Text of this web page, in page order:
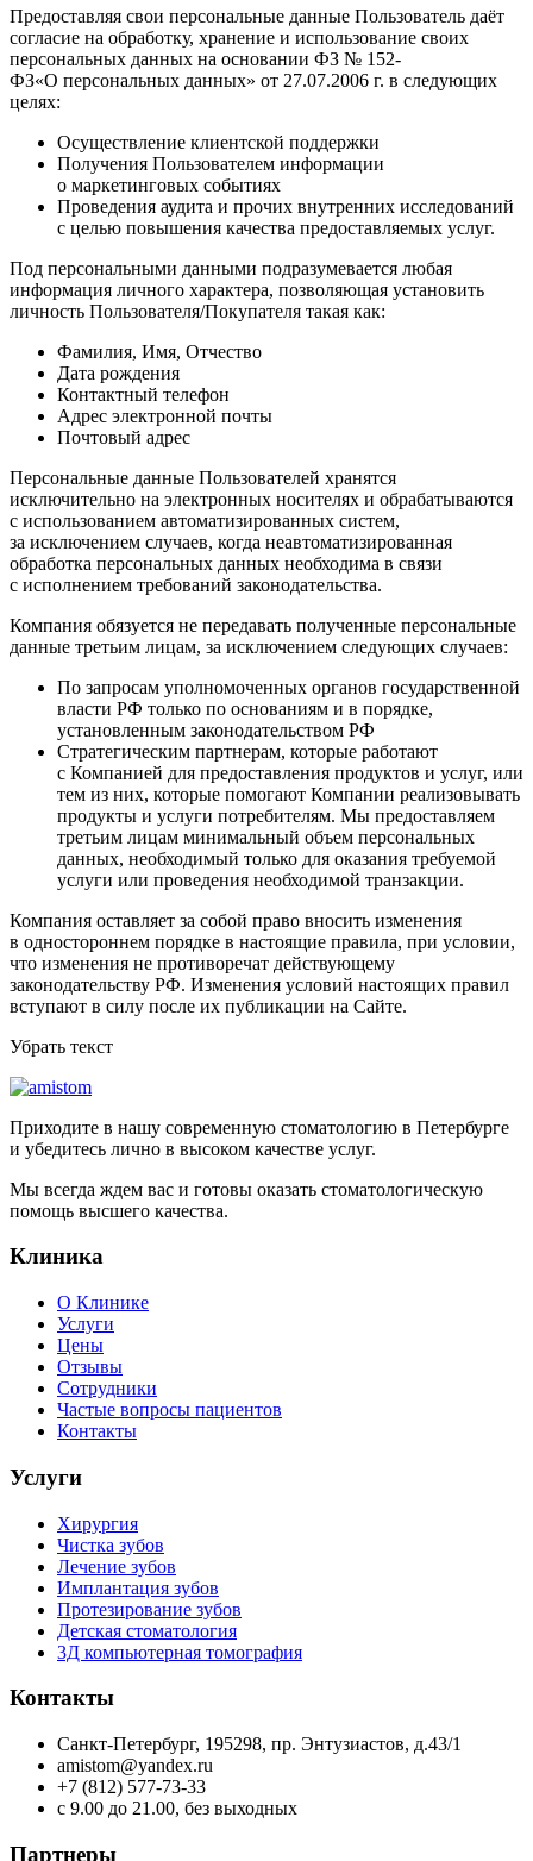
Предоставляя свои персональные данные Пользователь даёт
согласие на обработку, хранение и использование своих
персональных данных на основании ФЗ № 152-
ФЗ«О персональных данных» от 27.07.2006 г. в следующих
целях:
Осуществление клиентской поддержки
Получения Пользователем информации
о маркетинговых событиях
Проведения аудита и прочих внутренних исследований
с целью повышения качества предоставляемых услуг.
Под персональными данными подразумевается любая
информация личного характера, позволяющая установить
личность Пользователя/Покупателя такая как:
Фамилия, Имя, Отчество
Дата рождения
Контактный телефон
Адрес электронной почты
Почтовый адрес
Персональные данные Пользователей хранятся
исключительно на электронных носителях и обрабатываются
с использованием автоматизированных систем,
за исключением случаев, когда неавтоматизированная
обработка персональных данных необходима в связи
с исполнением требований законодательства.
Компания обязуется не передавать полученные персональные
данные третьим лицам, за исключением следующих случаев:
По запросам уполномоченных органов государственной
власти РФ только по основаниям и в порядке,
установленным законодательством РФ
Стратегическим партнерам, которые работают
с Компанией для предоставления продуктов и услуг, или
тем из них, которые помогают Компании реализовывать
продукты и услуги потребителям. Мы предоставляем
третьим лицам минимальный объем персональных
данных, необходимый только для оказания требуемой
услуги или проведения необходимой транзакции.
Компания оставляет за собой право вносить изменения
в одностороннем порядке в настоящие правила, при условии,
что изменения не противоречат действующему
законодательству РФ. Изменения условий настоящих правил
вступают в силу после их публикации на Сайте.
Убрать текст
Приходите в нашу современную стоматологию в Петербурге
и убедитесь лично в высоком качестве услуг.
Мы всегда ждем вас и готовы оказать стоматологическую
помощь высшего качества.
Клиника
О Клинике
Услуги
Цены
Отзывы
Сотрудники
Частые вопросы пациентов
Контакты
Услуги
Хирургия
Чистка зубов
Лечение зубов
Имплантация зубов
Протезирование зубов
Детская стоматология
3Д компьютерная томография
Контакты
Санкт-Петербург, 195298, пр. Энтузиастов, д.43/1
amistom@yandex.ru
+7 (812) 577-73-33
c 9.00 до 21.00, без выходных
Партнеры